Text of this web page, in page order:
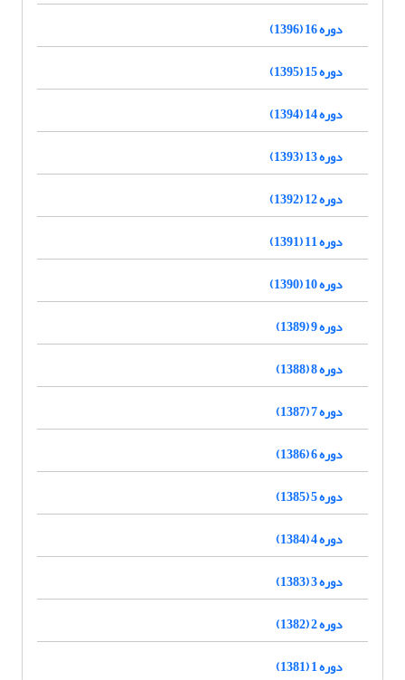
دوره 16 (1396)
دوره 15 (1395)
دوره 14 (1394)
دوره 13 (1393)
دوره 12 (1392)
دوره 11 (1391)
دوره 10 (1390)
دوره 9 (1389)
دوره 8 (1388)
دوره 7 (1387)
دوره 6 (1386)
دوره 5 (1385)
دوره 4 (1384)
دوره 3 (1383)
دوره 2 (1382)
دوره 1 (1381)